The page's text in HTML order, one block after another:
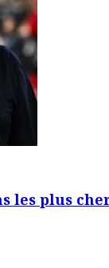
les plus